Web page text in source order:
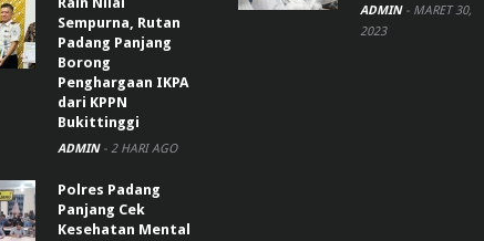
Sempurna, Rutan
Padang Panjang
Borong
Penghargaan IKPA
dari KPPN
Bukittinggi
ADMIN - 2 HARI AGO
Polres Padang
Panjang Cek
Kesehatan Mental
ADMIN - MARET 30,
2023